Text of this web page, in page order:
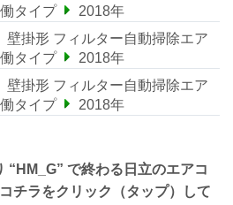
タイプ
2018年
壁掛形 フィルター自動掃除エア
タイプ
2018年
壁掛形 フィルター自動掃除エア
タイプ 2018年
“HM_G” で終わる日立のエアコ
チラをクリック（タップ）して